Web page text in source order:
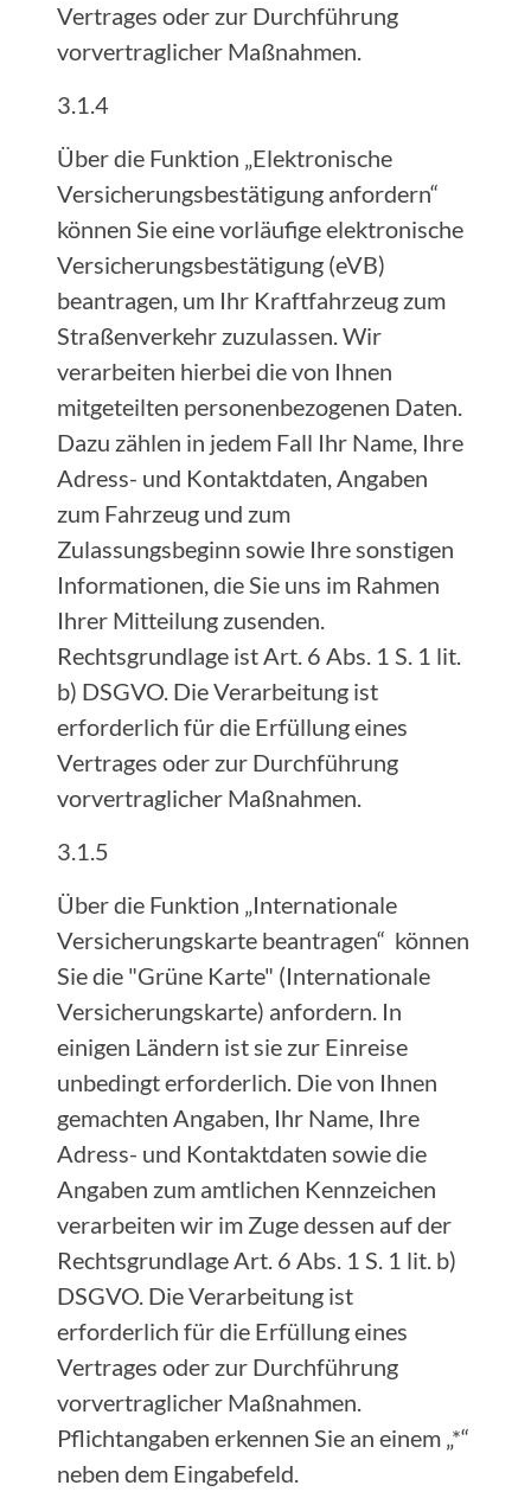
Vertrages oder zur Durchführung
vorvertraglicher Maßnahmen.
3.1.4
Über die Funktion „Elektronische
Versicherungsbestätigung anfordern“
können Sie eine vorläufige elektronische
Versicherungsbestätigung (eVB)
beantragen, um Ihr Kraftfahrzeug zum
Straßenverkehr zuzulassen. Wir
verarbeiten hierbei die von Ihnen
mitgeteilten personenbezogenen Daten.
Dazu zählen in jedem Fall Ihr Name, Ihre
Adress- und Kontaktdaten, Angaben
zum Fahrzeug und zum
Zulassungsbeginn sowie Ihre sonstigen
Informationen, die Sie uns im Rahmen
Ihrer Mitteilung zusenden.
Rechtsgrundlage ist Art. 6 Abs. 1 S. 1 lit.
b) DSGVO. Die Verarbeitung ist
erforderlich für die Erfüllung eines
Vertrages oder zur Durchführung
vorvertraglicher Maßnahmen.
3.1.5
Über die Funktion „Internationale
Versicherungskarte beantragen“ können
Sie die "Grüne Karte" (Internationale
Versicherungskarte) anfordern. In
einigen Ländern ist sie zur Einreise
unbedingt erforderlich. Die von Ihnen
gemachten Angaben, Ihr Name, Ihre
Adress- und Kontaktdaten sowie die
Angaben zum amtlichen Kennzeichen
verarbeiten wir im Zuge dessen auf der
Rechtsgrundlage Art. 6 Abs. 1 S. 1 lit. b)
DSGVO. Die Verarbeitung ist
erforderlich für die Erfüllung eines
Vertrages oder zur Durchführung
vorvertraglicher Maßnahmen.
Pflichtangaben erkennen Sie an einem „*“
neben dem Eingabefeld.